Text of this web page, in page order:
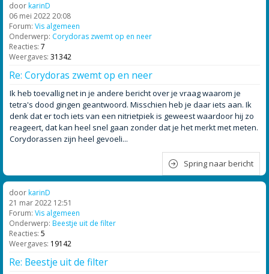
doorkarinD
06 mei 2022 20:08
Forum: Vis algemeen
Onderwerp: Corydoras zwemt op en neer
Reacties: 7
Weergaves: 31342
Re: Corydoras zwemt op en neer
Ik heb toevallig net in je andere bericht over je vraag waarom je
tetra's dood gingen geantwoord. Misschien heb je daar iets aan. Ik
denk dat er toch iets van een nitrietpiek is geweest waardoor hij zo
reageert, dat kan heel snel gaan zonder dat je het merkt met meten.
Corydorassen zijn heel gevoeli...
Spring naar bericht
doorkarinD
21 mar 2022 12:51
Forum: Vis algemeen
Onderwerp: Beestje uit de filter
Reacties: 5
Weergaves: 19142
Re: Beestje uit de filter